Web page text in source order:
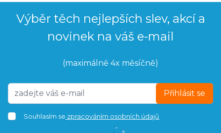
Výběr těch nejlepších slev, akcí a
novinek na váš e-mail
(maximálně 4x měsíčně)
Přihlásit se
Souhlasím se zpracováním osobních údajů